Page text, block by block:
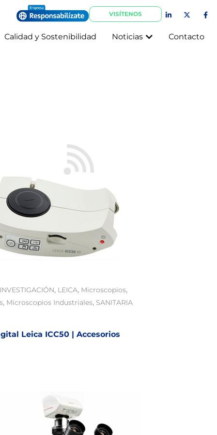
VISÍTENOS
Calidad y Sostenibilidad Noticias Contacto
INVESTIGACIÓN, LEICA, Microscopios,
, Microscopios Industriales, SANITARIA
Leica ICC50 | Accesorios